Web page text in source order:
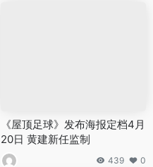
《屋顶足球》发布海报定档4月
20日 黄建新任监制
439 0